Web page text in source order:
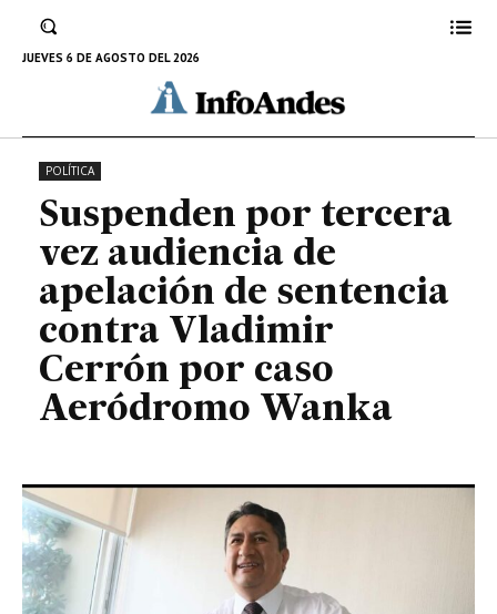
JUEVES 6 DE AGOSTO DEL 2026
sentencia contra Vladimir Cerrón
por caso Aeródromo Wanka
5 DE JULIO DE 2023
POLÍTICA
Suspenden por tercera
vez audiencia de
apelación de sentencia
contra Vladimir
Cerrón por caso
Aeródromo Wanka